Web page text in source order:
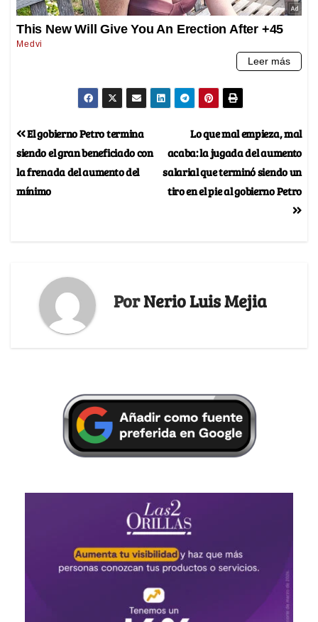
Lo que mal empieza, mal
acaba: la jugada del aumento
salarial que terminó siendo un
tiro en el pie al gobierno Petro
El gobierno Petro termina
siendo el gran beneficiado con
la frenada del aumento del
mínimo
PorNerio Luis Mejia